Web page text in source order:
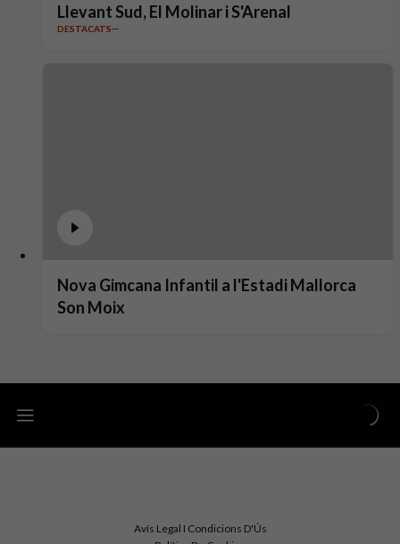
Llevant Sud, El Molinar i S'Arenal
DESTACATS
Nova Gimcana Infantil a l'Estadi Mallorca
Son Moix
Avís Legal I Condicions D'Ús